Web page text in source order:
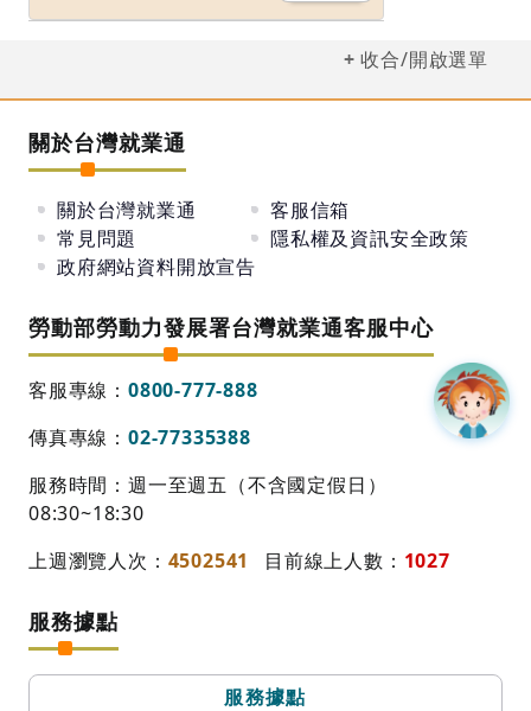
收合/開啟選單
關於台灣就業通
關於台灣就業通
客服信箱
常見問題
隱私權及資訊安全政策
政府網站資料開放宣告
勞動部勞動力發展署台灣就業通客服中心
客服專線： 0800-777-888
傳真專線： 02-77335388
服務時間：週一至週五（不含國定假日）
08:30~18:30
上週瀏覽人次： 4502541 目前線上人數： 1027
服務據點
服務據點